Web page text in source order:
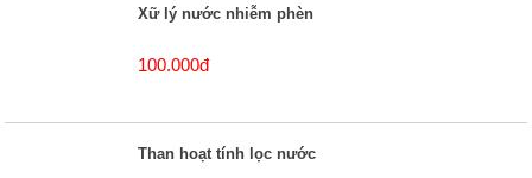
Xữ lý nước nhiễm phèn
100.000đ
Than hoạt tính lọc nước